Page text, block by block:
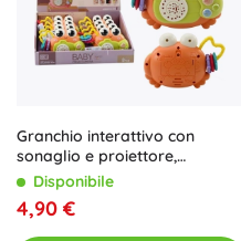
Granchio interattivo con
sonaglio e proiettore,
arancione
Disponibile
4,90 €